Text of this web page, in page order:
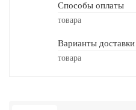
Способы оплаты
товара
Варианты доставки
товара